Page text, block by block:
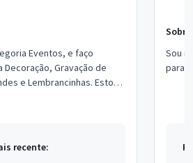
Eventos, e faço
Gravação de
e Lembrancinhas. Estou
recente:
Sou
para